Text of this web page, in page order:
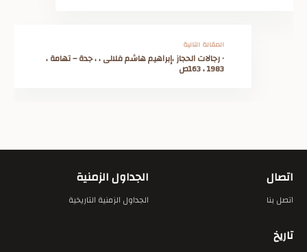
المقالة التالية
• رجالات الحجاز ،إبراهيم هاشم فلالى ، ، جدة – تهامة ،
1983 ، 163ص
اتصال
اتصل بنا
الجداول الزمنية
الجداول الزمنية التاريخية
تاريخ